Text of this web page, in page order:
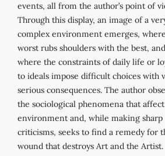
events, all from the author’s point of
Through this display, an image of a
complex environment emerges,
worst rubs shoulders with the best, and
where the constraints of daily life or
to ideals impose difficult choices with
serious consequences. The author
the sociological phenomena that
environment and, while making sharp
criticisms, seeks to find a remedy for
wound that destroys Art and the Artist.